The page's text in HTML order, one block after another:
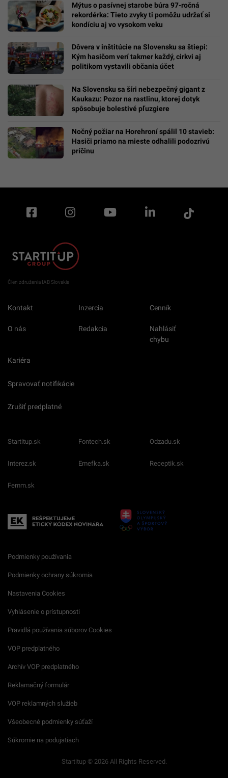
Mýtus o pasívnej starobe búra 97-ročná
rekordérka: Tieto zvyky ti pomôžu udržať si
kondíciu aj vo vysokom veku
Dôvera v inštitúcie na Slovensku sa štiepi:
Kým hasičom verí takmer každý, cirkvi aj
politikom vystavili občania účet
Na Slovensku sa šíri nebezpečný gigant z
Kaukazu: Pozor na rastlinu, ktorej dotyk
spôsobuje bolestivé pľuzgiere
Nočný požiar na Horehroní spálil 10 stavieb:
Hasiči priamo na mieste odhalili podozrivú
príčinu
Člen združenia IAB Slovakia
Kontakt Inzercia Cenník
O nás Redakcia
Nahlásiť
chybu
Kariéra
Spravovať notifikácie
Zrušiť predplatné
Startitup.sk Fontech.sk Odzadu.sk
Interez.sk Emefka.sk Receptik.sk
Femm.sk
Podmienky používania
Podmienky ochrany súkromia
Nastavenia Cookies
Vyhlásenie o prístupnosti
Pravidlá používania súborov Cookies
VOP predplatného
Archív VOP predplatného
Reklamačný formulár
VOP reklamných služieb
Všeobecné podmienky súťaží
Súkromie na podujatiach
Startitup © 2026 All Rights Reserved.